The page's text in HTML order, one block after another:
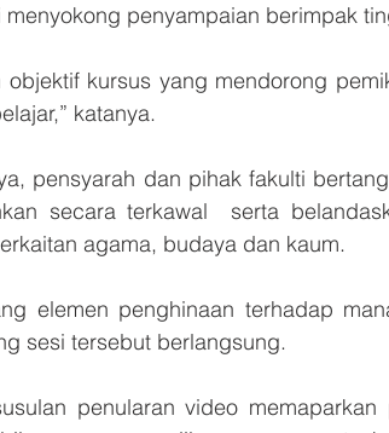
penyampaian berimpak
objektif kursus yang mendorong
katanya.
pensyarah dan pihak fakulti
secara terkawal  serta
agama, budaya dan kaum.
elemen penghinaan terhadap
sesi tersebut berlangsung.
penularan video